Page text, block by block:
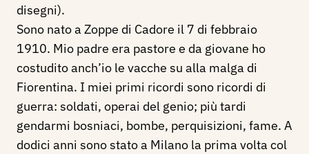
disegni).
Sono nato a Zoppe di Cadore il 7 di febbraio
1910. Mio padre era pastore e da giovane ho
costudito anch’io le vacche su alla malga di
Fiorentina. I miei primi ricordi sono ricordi di
guerra: soldati, operai del genio; più tardi
gendarmi bosniaci, bombe, perquisizioni, fame. A
dodici anni sono stato a Milano la prima volta col